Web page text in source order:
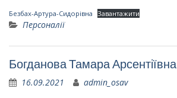
Безбах-Артура-Сидорівна Завантажити
Персоналії
Богданова Тамара Арсентіївна
16.09.2021 admin_osav